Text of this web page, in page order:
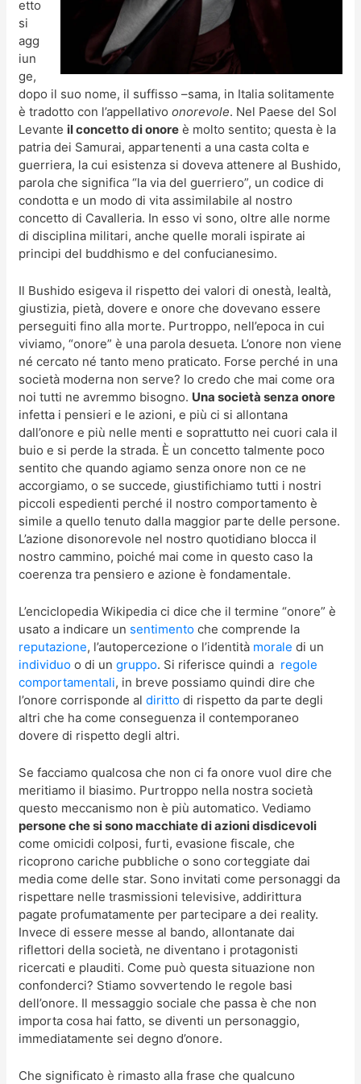
etto
si
agg
iun
ge,
dopo il suo nome, il suffisso –sama, in Italia solitamente
è tradotto con l’appellativoonorevole. Nel Paese del Sol
Levante il concetto di onore è molto sentito; questa è la
patria dei Samurai, appartenenti a una casta colta e
guerriera, la cui esistenza si doveva attenere al Bushido,
parola che significa “la via del guerriero”, un codice di
condotta e un modo di vita assimilabile al nostro
concetto di Cavalleria. In esso vi sono, oltre alle norme
di disciplina militari, anche quelle morali ispirate ai
principi del buddhismo e del confucianesimo.
Il Bushido esigeva il rispetto dei valori di onestà, lealtà,
giustizia, pietà, dovere e onore che dovevano essere
perseguiti fino alla morte. Purtroppo, nell’epoca in cui
viviamo, “onore” è una parola desueta. L’onore non viene
né cercato né tanto meno praticato. Forse perché in una
società moderna non serve? Io credo che mai come ora
noi tutti ne avremmo bisogno. Una società senza onore
infetta i pensieri e le azioni, e più ci si allontana
dall’onore e più nelle menti e soprattutto nei cuori cala il
buio e si perde la strada. È un concetto talmente poco
sentito che quando agiamo senza onore non ce ne
accorgiamo, o se succede, giustifichiamo tutti i nostri
piccoli espedienti perché il nostro comportamento è
simile a quello tenuto dalla maggior parte delle persone.
L’azione disonorevole nel nostro quotidiano blocca il
nostro cammino, poiché mai come in questo caso la
coerenza tra pensiero e azione è fondamentale.
L’enciclopedia Wikipedia ci dice che il termine “onore” è
usato a indicare un sentimento che comprende la
reputazione, l’autopercezione o l’identità morale di un
individuo o di ungruppo. Si riferisce quindi a regole
comportamentali, in breve possiamo quindi dire che
l’onore corrisponde aldiritto di rispetto da parte degli
altri che ha come conseguenza il contemporaneo
dovere di rispetto degli altri.
Se facciamo qualcosa che non ci fa onore vuol dire che
meritiamo il biasimo. Purtroppo nella nostra società
questo meccanismo non è più automatico. Vediamo
persone che si sono macchiate di azioni disdicevoli
come omicidi colposi, furti, evasione fiscale, che
ricoprono cariche pubbliche o sono corteggiate dai
media come delle star. Sono invitati come personaggi da
rispettare nelle trasmissioni televisive, addirittura
pagate profumatamente per partecipare a dei reality.
Invece di essere messe al bando, allontanate dai
riflettori della società, ne diventano i protagonisti
ricercati e plauditi. Come può questa situazione non
confonderci? Stiamo sovvertendo le regole basi
dell’onore. Il messaggio sociale che passa è che non
importa cosa hai fatto, se diventi un personaggio,
immediatamente sei degno d’onore.
Che significato è rimasto alla frase che qualcuno